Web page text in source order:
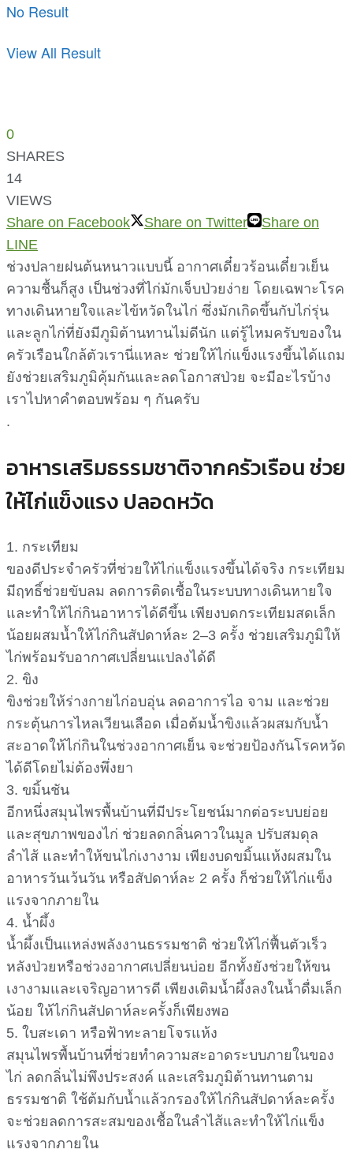
No Result
View All Result
0
SHARES
14
VIEWS
Share on Facebook
Share on Twitter
Share on
LINE
ช่วงปลายฝนต้นหนาวแบบนี้ อากาศเดี๋ยวร้อนเดี๋ยวเย็น
ความชื้นก็สูง เป็นช่วงที่ไก่มักเจ็บป่วยง่าย โดยเฉพาะโรค
ทางเดินหายใจและไข้หวัดในไก่ ซึ่งมักเกิดขึ้นกับไก่รุ่น
และลูกไก่ที่ยังมีภูมิต้านทานไม่ดีนัก แต่รู้ไหมครับของใน
ครัวเรือนใกล้ตัวเรานี่แหละ ช่วยให้ไก่แข็งแรงขึ้นได้แถม
ยังช่วยเสริมภูมิคุ้มกันและลดโอกาสป่วย จะมีอะไรบ้าง
เราไปหาคำตอบพร้อม ๆ กันครับ
.
อาหารเสริมธรรมชาติจากครัวเรือน ช่วย
ให้ไก่แข็งแรง ปลอดหวัด
1. กระเทียม
ของดีประจำครัวที่ช่วยให้ไก่แข็งแรงขึ้นได้จริง กระเทียม
มีฤทธิ์ช่วยขับลม ลดการติดเชื้อในระบบทางเดินหายใจ
และทำให้ไก่กินอาหารได้ดีขึ้น เพียงบดกระเทียมสดเล็ก
น้อยผสมน้ำให้ไก่กินสัปดาห์ละ 2–3 ครั้ง ช่วยเสริมภูมิให้
ไก่พร้อมรับอากาศเปลี่ยนแปลงได้ดี
2. ขิง
ขิงช่วยให้ร่างกายไก่อบอุ่น ลดอาการไอ จาม และช่วย
กระตุ้นการไหลเวียนเลือด เมื่อต้มน้ำขิงแล้วผสมกับน้ำ
สะอาดให้ไก่กินในช่วงอากาศเย็น จะช่วยป้องกันโรคหวัด
ได้ดีโดยไม่ต้องพึ่งยา
3. ขมิ้นชัน
อีกหนึ่งสมุนไพรพื้นบ้านที่มีประโยชน์มากต่อระบบย่อย
และสุขภาพของไก่ ช่วยลดกลิ่นคาวในมูล ปรับสมดุล
ลำไส้ และทำให้ขนไก่เงางาม เพียงบดขมิ้นแห้งผสมใน
อาหารวันเว้นวัน หรือสัปดาห์ละ 2 ครั้ง ก็ช่วยให้ไก่แข็ง
แรงจากภายใน
4. น้ำผึ้ง
น้ำผึ้งเป็นแหล่งพลังงานธรรมชาติ ช่วยให้ไก่ฟื้นตัวเร็ว
หลังป่วยหรือช่วงอากาศเปลี่ยนบ่อย อีกทั้งยังช่วยให้ขน
เงางามและเจริญอาหารดี เพียงเติมน้ำผึ้งลงในน้ำดื่มเล็ก
น้อย ให้ไก่กินสัปดาห์ละครั้งก็เพียงพอ
5. ใบสะเดา หรือฟ้าทะลายโจรแห้ง
สมุนไพรพื้นบ้านที่ช่วยทำความสะอาดระบบภายในของ
ไก่ ลดกลิ่นไม่พึงประสงค์ และเสริมภูมิต้านทานตาม
ธรรมชาติ ใช้ต้มกับน้ำแล้วกรองให้ไก่กินสัปดาห์ละครั้ง
จะช่วยลดการสะสมของเชื้อในลำไส้และทำให้ไก่แข็ง
แรงจากภายใน